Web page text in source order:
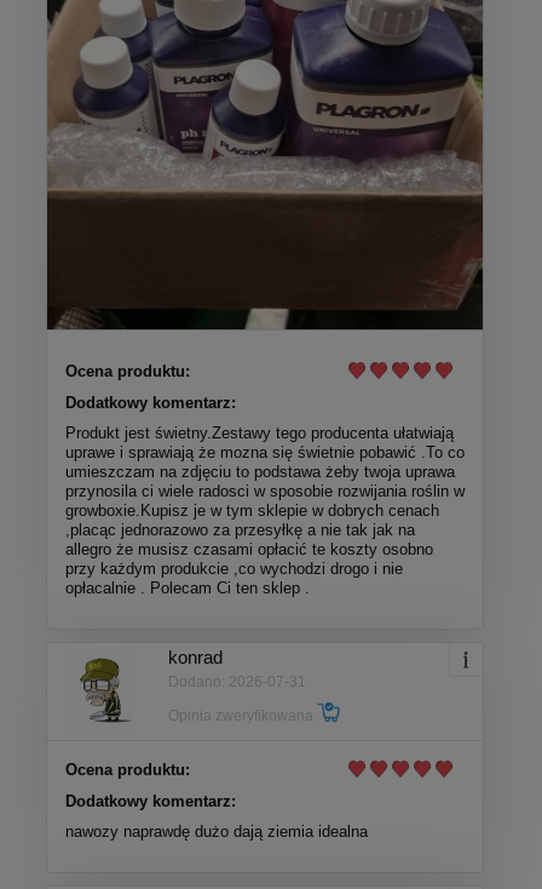
Ocena produktu:
Dodatkowy komentarz:
Produkt jest świetny.Zestawy tego producenta ułatwiają
uprawe i sprawiają że mozna się świetnie pobawić .To co
umieszczam na zdjęciu to podstawa żeby twoja uprawa
przynosila ci wiele radosci w sposobie rozwijania roślin w
growboxie.Kupisz je w tym sklepie w dobrych cenach
,placąc jednorazowo za przesyłkę a nie tak jak na
allegro że musisz czasami opłacić te koszty osobno
przy każdym produkcie ,co wychodzi drogo i nie
opłacalnie . Polecam Ci ten sklep .
konrad
Dodano: 2026-07-31
Opinia zweryfikowana
Ocena produktu:
Dodatkowy komentarz:
nawozy naprawdę dużo dają ziemia idealna